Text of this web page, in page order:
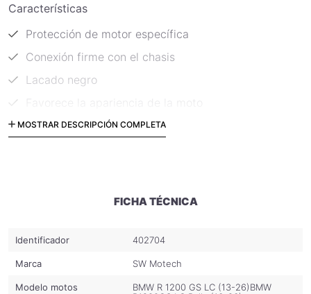
Características
Protección de motor específica
Conexión firme con el chasis
Lacado negro
diámetro del tubo 27mm
2 protecciones de motor
Instrucciones de fijación
Código: SBL.07.783.10001/B
MOSTRAR DESCRIPCIÓN COMPLETA
FICHA TÉCNICA
Identificador 402704
Marca SW Motech
Modelo motos BMW R 1200 GS LC (13-26)BMW